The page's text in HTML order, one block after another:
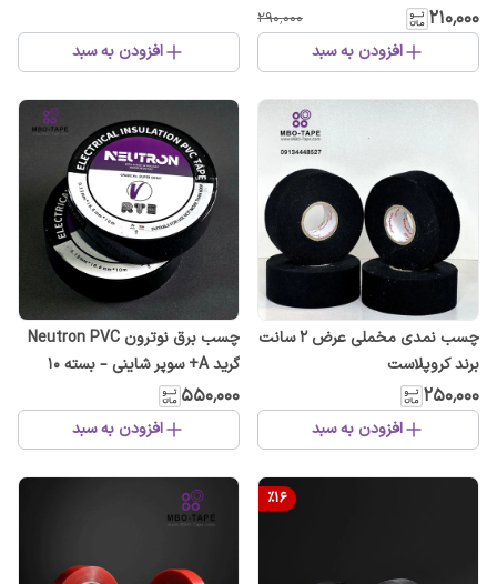
عایق حرارتی اورجینال آلمانی لوله و
عایق حرارتی مقاوم در برابر حرارت و
رطوبت
۲۱۰٬۰۰۰ ۲۹۰٬۰۰۰
افزودن به سبد افزودن به سبد
چسب نمدی مخملی عرض ۲ سانت
برند کروپلاست
۲۵۰٬۰۰۰
افزودن به سبد
چسب برق نوترون Neutron PVC
گرید A+ سوپر شاینی – بسته ۱۰
عددی، ضد حریق و ضد رطوبت
۵۵۰٬۰۰۰
افزودن به سبد
%16